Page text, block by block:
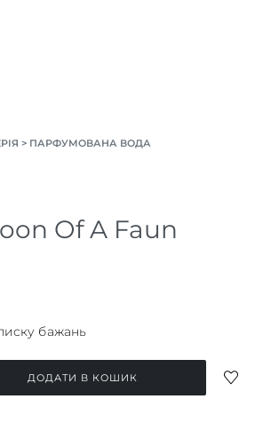
> ПАРФУМОВАНА ВОДА
Of A Faun
бажань
ДОДАТИ В КОШИК